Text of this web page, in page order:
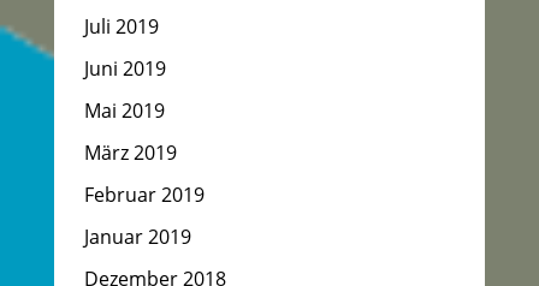
Juli 2019
Juni 2019
Mai 2019
März 2019
Februar 2019
Januar 2019
Dezember 2018